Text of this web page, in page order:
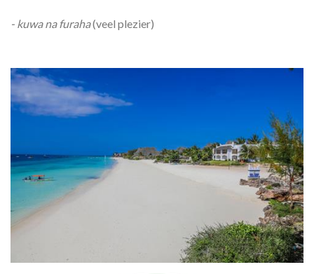
- kuwa na furaha(veel plezier)